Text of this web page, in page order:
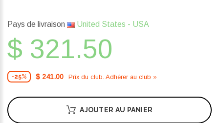
Pays de livraison United States - USA
$ 321.50
-25% $ 241.00 Prix ​​du club. Adhérer au club »
AJOUTER AU PANIER